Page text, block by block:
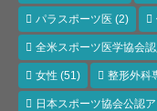
パラスポーツ医 (2)
全米スポーツ医学協会
女性 (51) 整形外科
日本スポーツ協会公認